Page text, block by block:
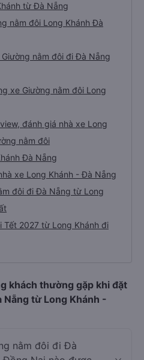
từ Đà Nẵng
nằm đôi Long Khánh Đà
nằm đôi đi Đà Nẵng
xe Giường nằm đôi Long
đánh giá nhà xe Long
nằm đôi
Đà Nẵng
xe Long Khánh - Đà Nẵng
đôi đi Đà Nẵng từ Long
2027 từ Long Khánh đi
khách thường gặp khi đặt
từ Long Khánh -
nằm đôi đi Đà